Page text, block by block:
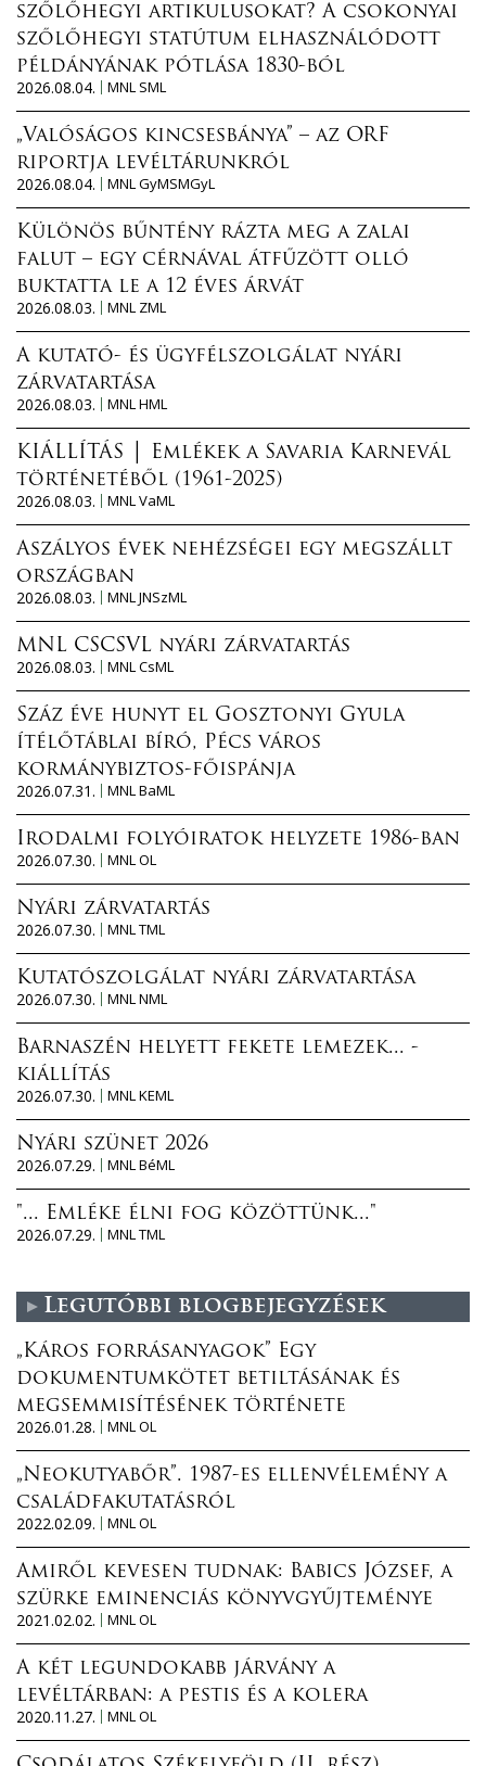
szőlőhegyi artikulusokat? A csokonyai
szőlőhegyi statútum elhasználódott
példányának pótlása 1830-ból
2026.08.04.
MNL SML
„Valóságos kincsesbánya” – az ORF
riportja levéltárunkról
2026.08.04.
MNL GyMSMGyL
Különös bűntény rázta meg a zalai
falut – egy cérnával átfűzött olló
buktatta le a 12 éves árvát
2026.08.03.
MNL ZML
A kutató- és ügyfélszolgálat nyári
zárvatartása
2026.08.03.
MNL HML
KIÁLLÍTÁS │ Emlékek a Savaria Karnevál
történetéből (1961-2025)
2026.08.03.
MNL VaML
Aszályos évek nehézségei egy megszállt
országban
2026.08.03.
MNL JNSzML
MNL CSCSVL nyári zárvatartás
2026.08.03.
MNL CsML
Száz éve hunyt el Gosztonyi Gyula
ítélőtáblai bíró, Pécs város
kormánybiztos-főispánja
2026.07.31.
MNL BaML
Irodalmi folyóiratok helyzete 1986-ban
2026.07.30.
MNL OL
Nyári zárvatartás
2026.07.30.
MNL TML
Kutatószolgálat nyári zárvatartása
2026.07.30.
MNL NML
Barnaszén helyett fekete lemezek... -
kiállítás
2026.07.30.
MNL KEML
Nyári szünet 2026
2026.07.29.
MNL BéML
"... Emléke élni fog közöttünk..."
2026.07.29.
MNL TML
Legutóbbi blogbejegyzések
„Káros forrásanyagok” Egy
dokumentumkötet betiltásának és
megsemmisítésének története
2026.01.28.
MNL OL
„Neokutyabőr”. 1987-es ellenvélemény a
családfakutatásról
2022.02.09.
MNL OL
Amiről kevesen tudnak: Babics József, a
szürke eminenciás könyvgyűjteménye
2021.02.02.
MNL OL
A két legundokabb járvány a
levéltárban: a pestis és a kolera
2020.11.27.
MNL OL